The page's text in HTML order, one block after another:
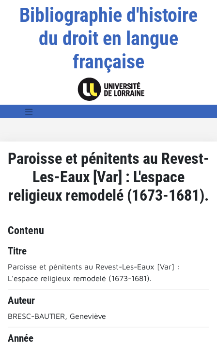
Bibliographie d'histoire
du droit en langue
française
Paroisse et pénitents au Revest-
Les-Eaux [Var] : L'espace
religieux remodelé (1673-1681).
Contenu
Titre
Paroisse et pénitents au Revest-Les-Eaux [Var] :
L'espace religieux remodelé (1673-1681).
Auteur
BRESC-BAUTIER, Geneviève
Année